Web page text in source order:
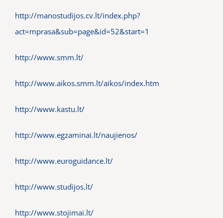
http://manostudijos.cv.lt/index.php?
act=mprasa&sub=page&id=52&start=1
http://www.smm.lt/
http://www.aikos.smm.lt/aikos/index.htm
http://www.kastu.lt/
http://www.egzaminai.lt/naujienos/
http://www.euroguidance.lt/
http://www.studijos.lt/
http://www.stojimai.lt/